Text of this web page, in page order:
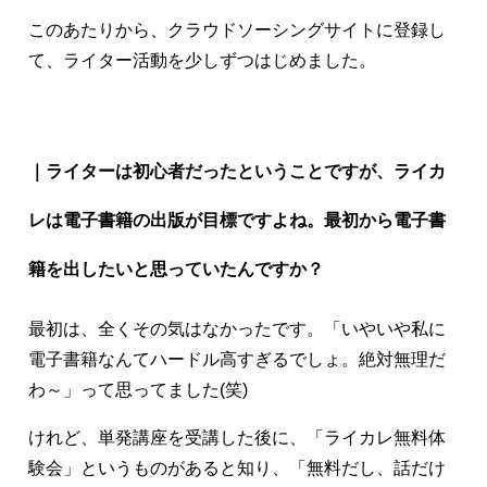
このあたりから、クラウドソーシングサイトに登録し
て、ライター活動を少しずつはじめました。
｜ライターは初心者だったということですが、ライカ
レは電子書籍の出版が目標ですよね。最初から電子書
籍を出したいと思っていたんですか？
最初は、全くその気はなかったです。「いやいや私に
電子書籍なんてハードル高すぎるでしょ。絶対無理だ
わ～」って思ってました(笑)
けれど、単発講座を受講した後に、「ライカレ無料体
験会」というものがあると知り、「無料だし、話だけ